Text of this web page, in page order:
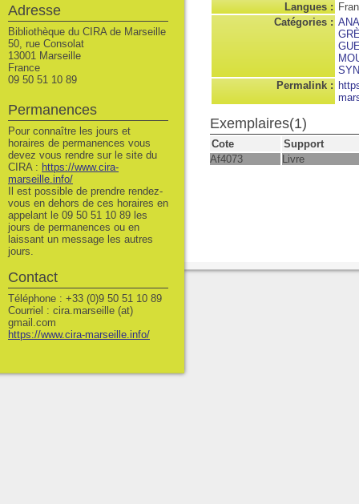
Langues :
Catégories :
Permalink :
Exemplaires(1)
Cote
Support
Af4073
Livre
Adresse
Bibliothèque du CIRA de Marseille
50, rue Consolat
13001 Marseille
France
09 50 51 10 89
Permanences
Pour connaître les jours et
horaires de permanences vous
devez vous rendre sur le site du
CIRA : https://www.cira-
marseille.info/
Il est possible de prendre rendez-
vous en dehors de ces horaires en
appelant le 09 50 51 10 89 les
jours de permanences ou en
laissant un message les autres
jours.
Contact
Téléphone : +33 (0)9 50 51 10 89
Courriel : cira.marseille (at)
gmail.com
https://www.cira-marseille.info/